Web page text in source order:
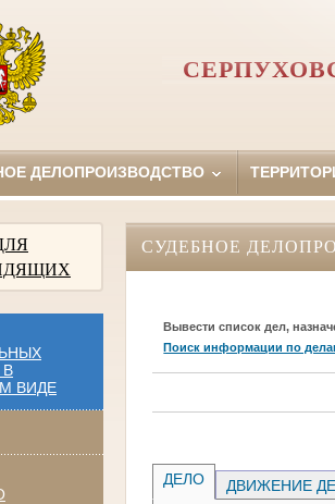
ДЕЛОПРОИЗВОДСТВО
В
ВИДЕ
СУДЕБНОЕ
Вывести список дел,
Поиск информации по
ДЕЛО ДВИЖЕНИЕ